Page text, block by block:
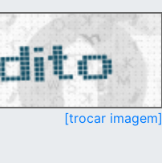
[trocar imagem]